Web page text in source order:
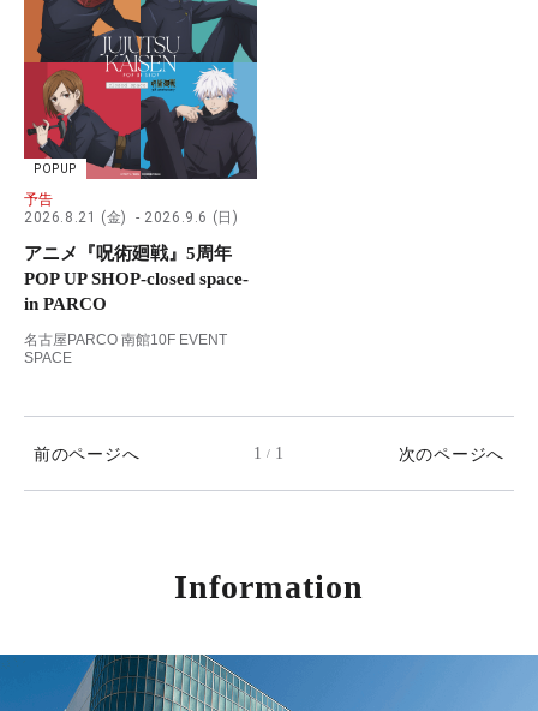
POPUP
予告
2026.8.21 (金)
2026.9.6 (日)
アニメ『呪術廻戦』5周年
POP UP SHOP-closed space-
in PARCO
名古屋PARCO 南館10F EVENT
SPACE
前のページへ 1 / 1 次のページへ
Information